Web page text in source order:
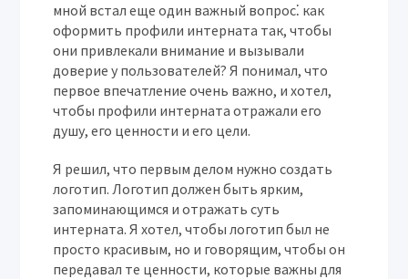
мной встал еще один важный вопрос⁚ как
оформить профили интерната так, чтобы
они привлекали внимание и вызывали
доверие у пользователей? Я понимал, что
первое впечатление очень важно, и хотел,
чтобы профили интерната отражали его
душу, его ценности и его цели.
Я решил, что первым делом нужно создать
логотип. Логотип должен быть ярким,
запоминающимся и отражать суть
интерната. Я хотел, чтобы логотип был не
просто красивым, но и говорящим, чтобы он
передавал те ценности, которые важны для